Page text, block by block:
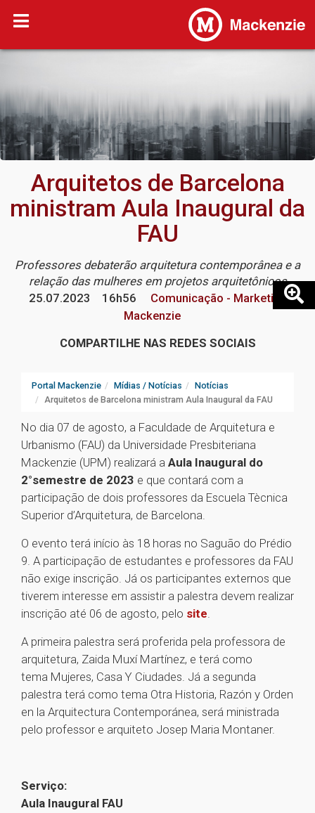
Arquitetos de Barcelona
ministram Aula Inaugural da
FAU
Professores debaterão arquitetura contemporânea e a
relação das mulheres em projetos arquitetônicos
25.07.2023
16h56
Comunicação - Marketing
Mackenzie
COMPARTILHE NAS REDES SOCIAIS
Portal Mackenzie Mídias / Notícias
Notícias
Arquitetos de Barcelona ministram Aula Inaugural da FAU
No dia 07 de agosto, a Faculdade de Arquitetura e
Urbanismo (FAU) da Universidade Presbiteriana
Mackenzie (UPM) realizará a Aula Inaugural do
2°semestre de 2023 e que contará com a
participação de dois professores da Escuela Tècnica
Superior d’Arquitetura, de Barcelona.
O evento terá início às 18 horas no Saguão do Prédio
9. A participação de estudantes e professores da FAU
não exige inscrição. Já os participantes externos que
tiverem interesse em assistir a palestra devem realizar
inscrição até 06 de agosto, pelo site.
A primeira palestra será proferida pela professora de
arquitetura, Zaida Muxí Martínez, e terá como
tema Mujeres, Casa Y Ciudades. Já a segunda
palestra terá como tema Otra Historia, Razón y Orden
en la Arquitectura Contemporánea, será ministrada
pelo professor e arquiteto Josep Maria Montaner.
Serviço:
Aula Inaugural FAU